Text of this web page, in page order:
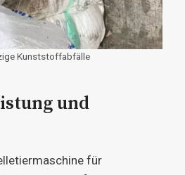
Kunststoffabfälle
und
für